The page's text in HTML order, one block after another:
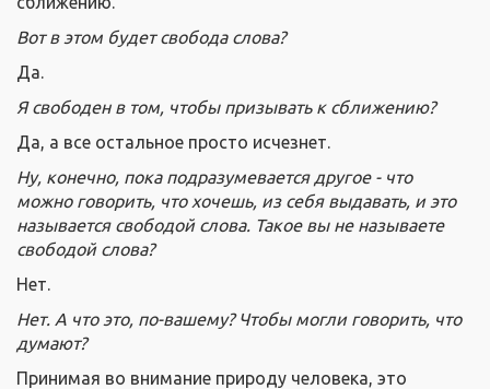
Вот в этом будет свобода слова?
Да.
Я свободен в том, чтобы призывать к сближению?
Да, а все остальное просто исчезнет.
Ну, конечно, пока подразумевается другое - что
можно говорить, что хочешь, из себя выдавать, и это
называется свободой слова. Такое вы не называете
свободой слова?
Нет.
Нет. А что это, по-вашему? Чтобы могли говорить, что
думают?
Принимая во внимание природу человека, это